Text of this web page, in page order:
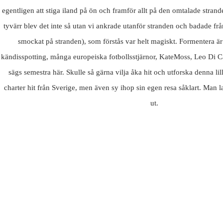
egentligen att stiga iland på ön och framför allt på den omtalade
tyvärr blev det inte så utan vi ankrade utanför stranden och badade
smockat på stranden), som förstås var helt magiskt. Formentera
kändisspotting, många europeiska fotbollsstjärnor, KateMoss, Leo Di
sägs semestra här. Skulle så gärna vilja åka hit och utforska denna
charter hit från Sverige, men även sy ihop sin egen resa såklart. Man
ut.